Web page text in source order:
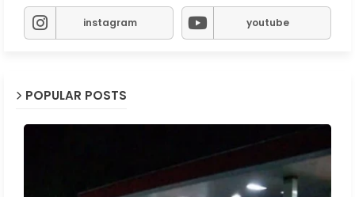
instagram youtube
POPULAR POSTS